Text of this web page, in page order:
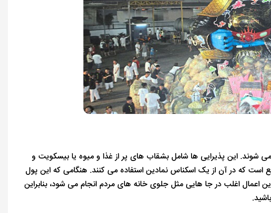
می شوند. این پذیرایی ها شامل بشقاب های پر از غذا و میوه یا بیسکویت و
است که در آن از یک اسکناس نمادین استفاده می کنند. هنگامی که این پول
اعمال اغلب در جا هایی مثل جلوی خانه های مردم انجام می شود، بنابراین